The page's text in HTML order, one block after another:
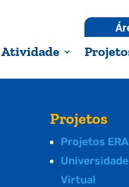
Atividade
Projetos
Projetos
Virtual